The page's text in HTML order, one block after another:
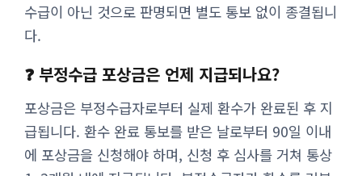
수급이 아닌 것으로 판명되면 별도 통보 없이 종결됩니
다.
❓ 부정수급 포상금은 언제 지급되나요?
포상금은 부정수급자로부터 실제 환수가 완료된 후 지
급됩니다. 환수 완료 통보를 받은 날로부터 90일 이내
에 포상금을 신청해야 하며, 신청 후 심사를 거쳐 통상